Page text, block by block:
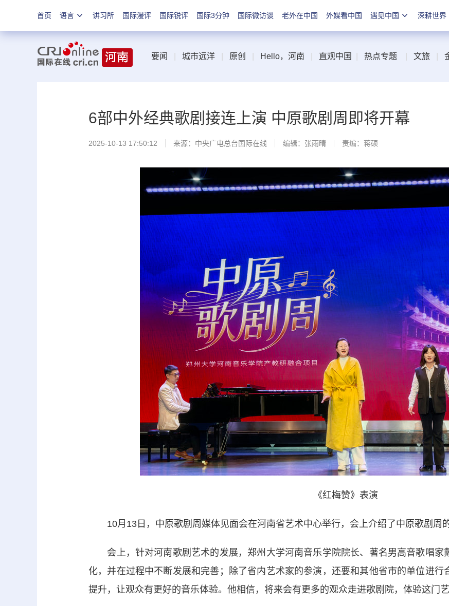
首页 语言 讲习所 国际漫评 国际锐评 国际3分钟 国际微访谈 老外在中国 外媒看中国 遇见中国 深耕世界
要闻 城市远洋 原创 Hello，河南 直观中国 热点专题 文旅
6部中外经典歌剧接连上演 中原歌剧周即将开幕
2025-10-13 17:50:12 来源：中央广电总台国际在线 编辑：张雨晴 责编：蒋硕
《红梅赞》表演
10月13日，中原歌剧周媒体见面会在河南省艺术中心举行，会上介绍了中原歌剧周的
会上，针对河南歌剧艺术的发展，郑州大学河南音乐学院院长、著名男高音歌唱家
化，并在过程中不断发展和完善；除了省内艺术家的参演，还要和其他省市的单位进行
提升，让观众有更好的音乐体验。他相信，将来会有更多的观众走进歌剧院，体验这门艺